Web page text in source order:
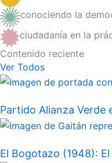
conociendo la
ciudadanía en la
Contenido reciente
Ver Todos
Partido Alianza Verde
El Bogotazo (1948):